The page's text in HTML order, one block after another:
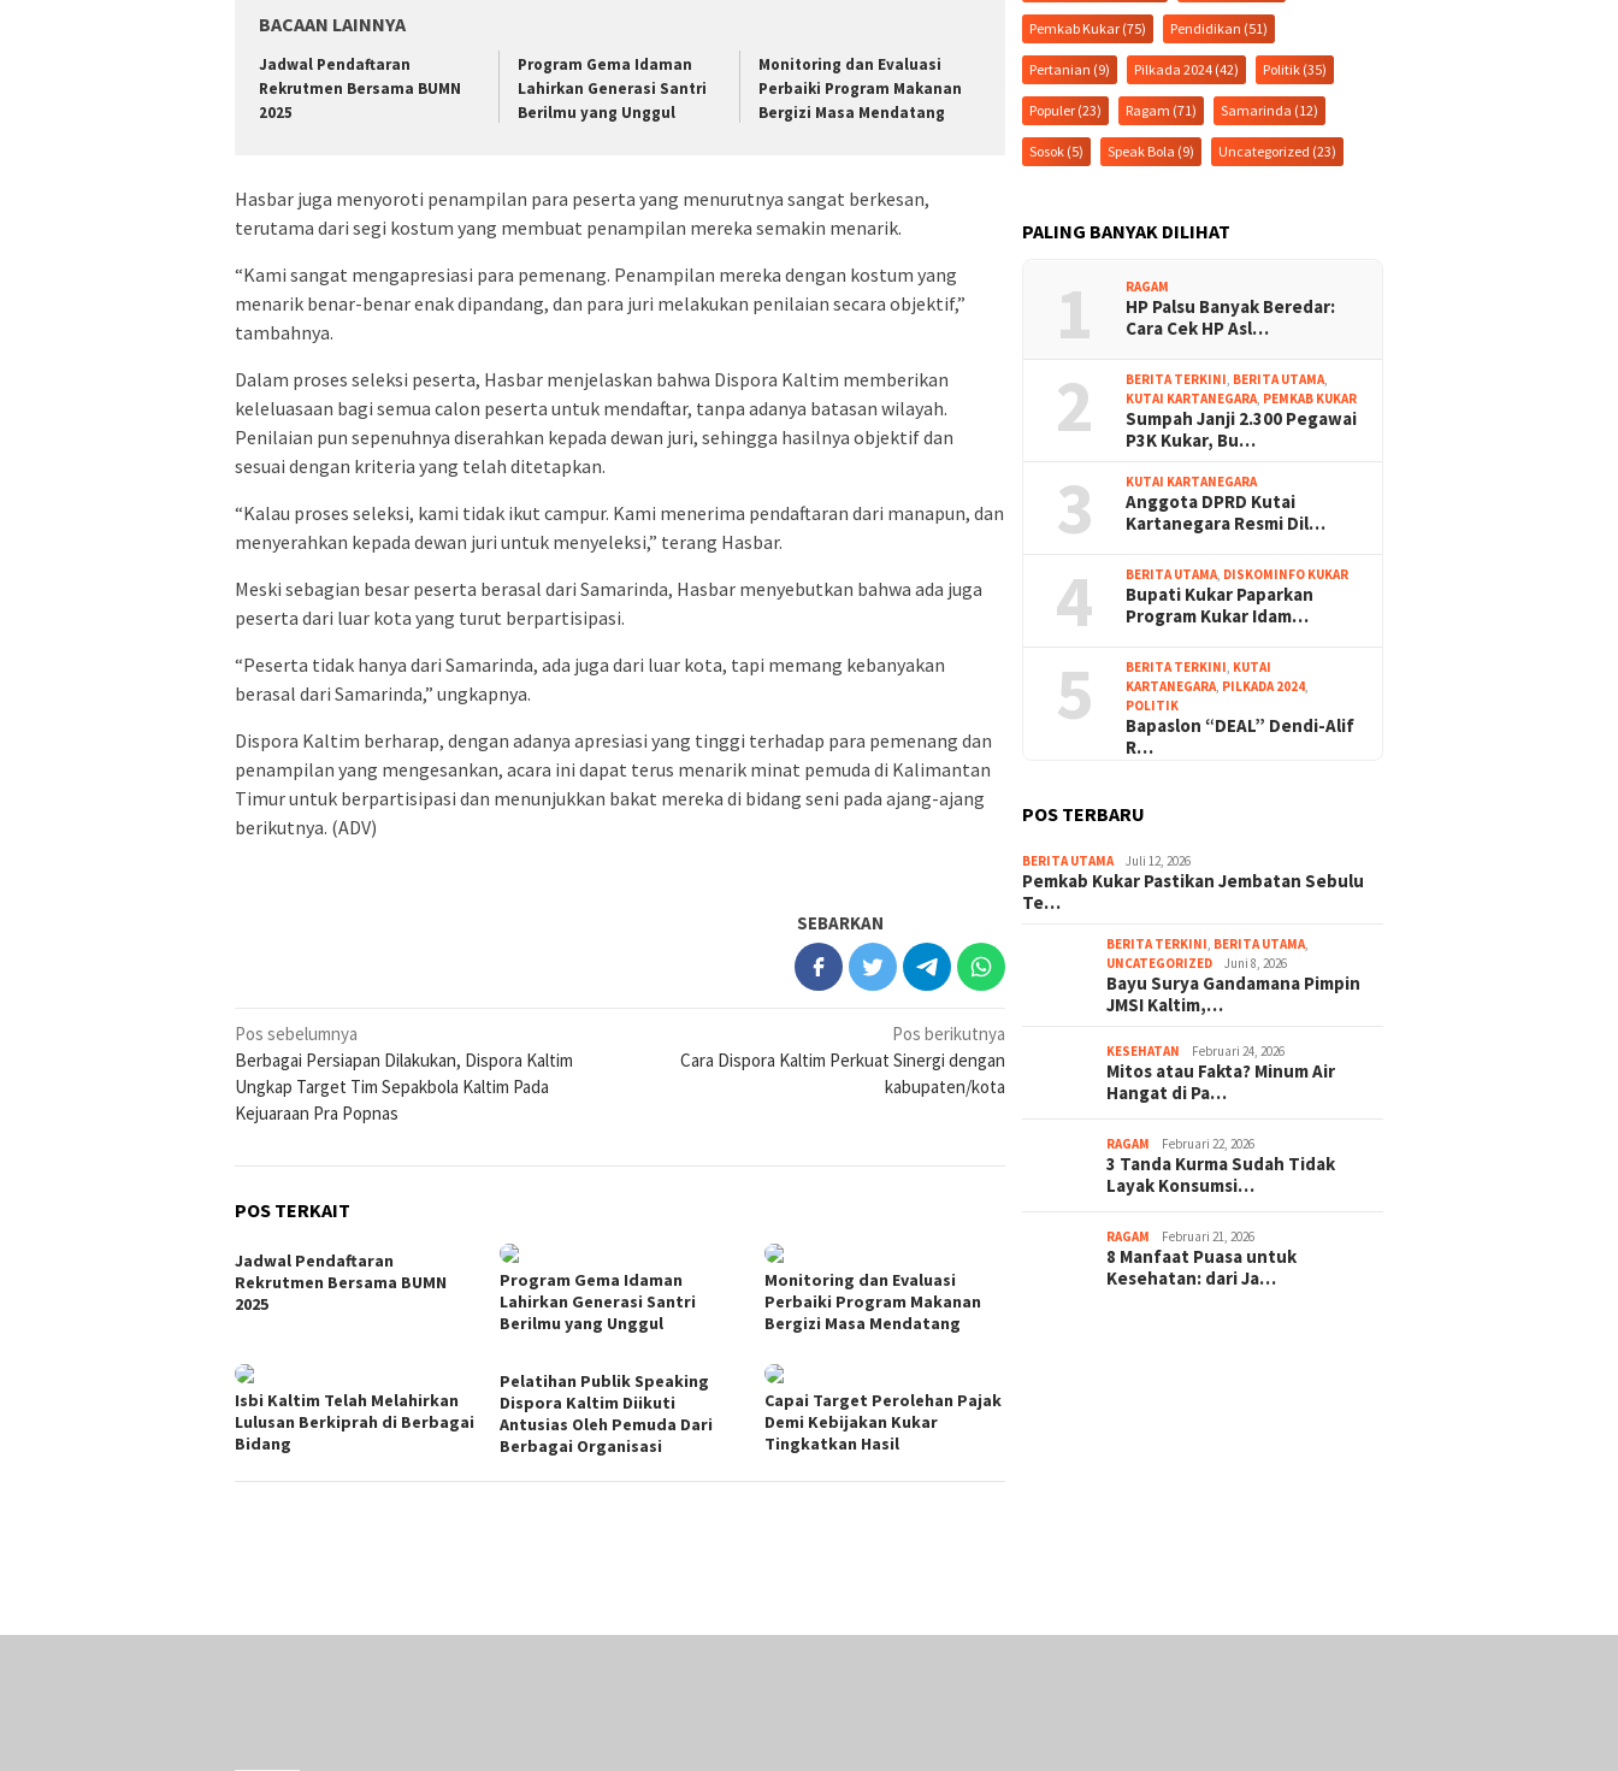
BACAAN LAINNYA
Jadwal Pendaftaran
Rekrutmen Bersama BUMN
2025
Program Gema Idaman
Lahirkan Generasi Santri
Berilmu yang Unggul
Monitoring dan Evaluasi
Perbaiki Program Makanan
Bergizi Masa Mendatang
Hasbar juga menyoroti penampilan para peserta yang menurutnya sangat berkesan,
terutama dari segi kostum yang membuat penampilan mereka semakin menarik.
“Kami sangat mengapresiasi para pemenang. Penampilan mereka dengan kostum yang
menarik benar-benar enak dipandang, dan para juri melakukan penilaian secara objektif,”
tambahnya.
Dalam proses seleksi peserta, Hasbar menjelaskan bahwa Dispora Kaltim memberikan
keleluasaan bagi semua calon peserta untuk mendaftar, tanpa adanya batasan wilayah.
Penilaian pun sepenuhnya diserahkan kepada dewan juri, sehingga hasilnya objektif dan
sesuai dengan kriteria yang telah ditetapkan.
“Kalau proses seleksi, kami tidak ikut campur. Kami menerima pendaftaran dari manapun, dan
menyerahkan kepada dewan juri untuk menyeleksi,” terang Hasbar.
Meski sebagian besar peserta berasal dari Samarinda, Hasbar menyebutkan bahwa ada juga
peserta dari luar kota yang turut berpartisipasi.
“Peserta tidak hanya dari Samarinda, ada juga dari luar kota, tapi memang kebanyakan
berasal dari Samarinda,” ungkapnya.
Dispora Kaltim berharap, dengan adanya apresiasi yang tinggi terhadap para pemenang dan
penampilan yang mengesankan, acara ini dapat terus menarik minat pemuda di Kalimantan
Timur untuk berpartisipasi dan menunjukkan bakat mereka di bidang seni pada ajang-ajang
berikutnya. (ADV)
SEBARKAN
Navigasi
pos
Pos sebelumnya
Berbagai Persiapan Dilakukan, Dispora Kaltim
Ungkap Target Tim Sepakbola Kaltim Pada
Kejuaraan Pra Popnas
Pos berikutnya
Cara Dispora Kaltim Perkuat Sinergi dengan
kabupaten/kota
POS TERKAIT
Jadwal Pendaftaran
Rekrutmen Bersama BUMN
2025
Program Gema Idaman
Lahirkan Generasi Santri
Berilmu yang Unggul
Monitoring dan Evaluasi
Perbaiki Program Makanan
Bergizi Masa Mendatang
Isbi Kaltim Telah Melahirkan
Lulusan Berkiprah di Berbagai
Bidang
Pelatihan Publik Speaking
Dispora Kaltim Diikuti
Antusias Oleh Pemuda Dari
Berbagai Organisasi
Capai Target Perolehan Pajak
Demi Kebijakan Kukar
Tingkatkan Hasil
Pemkab Kukar (75) Pendidikan (51)
Pertanian (9) Pilkada 2024 (42) Politik (35)
Populer (23) Ragam (71) Samarinda (12)
Sosok (5) Speak Bola (9) Uncategorized (23)
PALING BANYAK DILIHAT
1 RAGAM
HP Palsu Banyak Beredar:
Cara Cek HP Asl…
2 BERITA TERKINI, BERITA UTAMA,
KUTAI KARTANEGARA, PEMKAB KUKAR
Sumpah Janji 2.300 Pegawai
P3K Kukar, Bu…
3 KUTAI KARTANEGARA
Anggota DPRD Kutai
Kartanegara Resmi Dil…
4 BERITA UTAMA, DISKOMINFO KUKAR
Bupati Kukar Paparkan
Program Kukar Idam…
5 BERITA TERKINI, KUTAI
KARTANEGARA, PILKADA 2024,
POLITIK
Bapaslon “DEAL” Dendi-Alif
R…
POS TERBARU
BERITA UTAMA Juli 12, 2026
Pemkab Kukar Pastikan Jembatan Sebulu
Te…
BERITA TERKINI, BERITA UTAMA,
UNCATEGORIZED
Juni 8, 2026
Bayu Surya Gandamana Pimpin
JMSI Kaltim,…
KESEHATAN Februari 24, 2026
Mitos atau Fakta? Minum Air
Hangat di Pa…
RAGAM Februari 22, 2026
3 Tanda Kurma Sudah Tidak
Layak Konsumsi…
RAGAM Februari 21, 2026
8 Manfaat Puasa untuk
Kesehatan: dari Ja…